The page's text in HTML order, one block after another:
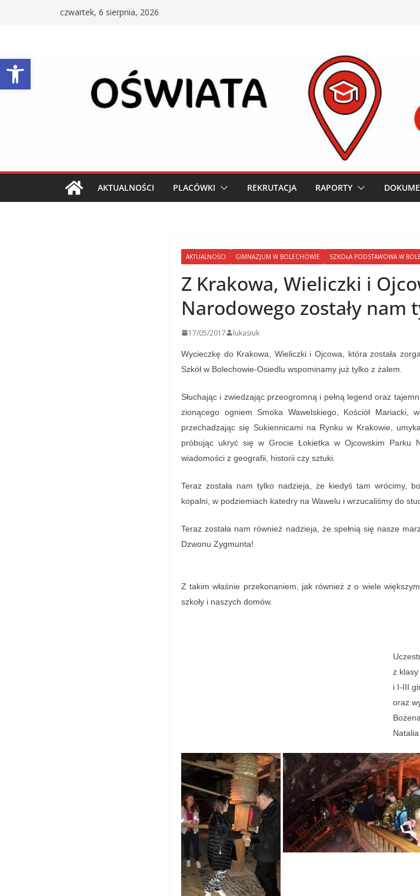
Otwórz pasek narzędzi
czwartek, 6 sierpnia, 2026
AKTUALNOŚCI PLACÓWKI REKRUTACJA RAPORTY
AKTUALNOŚCI GIMNAZJUM W BOLECHOWIE SZKOŁA PODSTAWOWA W
Z Krakowa, Wieliczki i
Narodowego zostały
17/05/2017 lukasiuk
Wycieczkę do Krakowa, Wieliczki i Ojcowa, która została
Szkół w Bolechowie-Osiedlu wspominamy już tylko z żalem.
Słuchając i zwiedzając przeogromną i pełną legend oraz
zionącego ogniem Smoka Wawelskiego, Kościół Mariacki,
przechadzając się Sukiennicami na Rynku w Krakowie,
próbując ukryć się w Grocie Łokietka w Ojcowskim Parku
wiadomości z geografii, historii czy sztuki.
Teraz została nam tylko nadzieja, że kiedyś tam wrócimy,
kopalni, w podziemiach katedry na Wawelu i wrzucaliśmy do
Teraz została nam również nadzieja, że spełnią się nasze
Dzwonu Zygmunta!
Z takim właśnie przekonaniem, jak również z o wiele
szkoły i naszych domów.
z klasy
i I-III
oraz